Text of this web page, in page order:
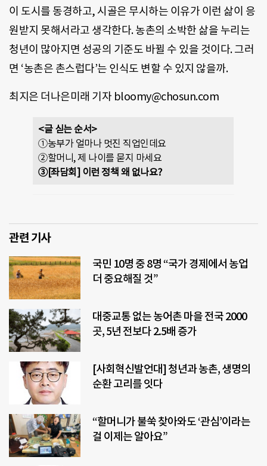
이 도시를 동경하고, 시골은 무시하는 이유가 이런 삶이 응
원받지 못해서라고 생각한다. 농촌의 소박한 삶을 누리는
청년이 많아지면 성공의 기준도 바뀔 수 있을 것이다. 그러
면 ‘농촌은 촌스럽다’는 인식도 변할 수 있지 않을까.
최지은 더나은미래 기자 bloomy@chosun.com
<글 싣는 순서>
①농부가 얼마나 멋진 직업인데요
②할머니, 제 나이를 묻지 마세요
③[좌담회] 이런 정책 왜 없나요?
관련 기사
국민 10명 중 8명 “국가 경제에서 농업
더 중요해질 것”
대중교통 없는 농어촌 마을 전국 2000
곳, 5년 전보다 2.5배 증가
[사회혁신발언대] 청년과 농촌, 생명의
순환 고리를 잇다
“할머니가 불쑥 찾아와도 ‘관심’이라는
걸 이제는 알아요”